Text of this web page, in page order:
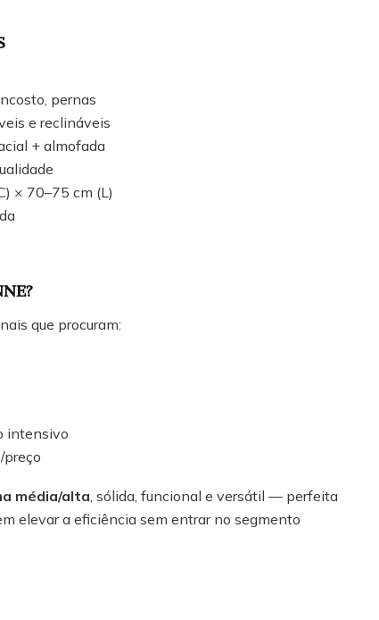
pernas
e reclináveis
+ almofada
× 70–75 cm (L)
que procuram:
intensivo
preço
média/alta , sólida, funcional e versátil — perfeita
elevar a eficiência sem entrar no segmento